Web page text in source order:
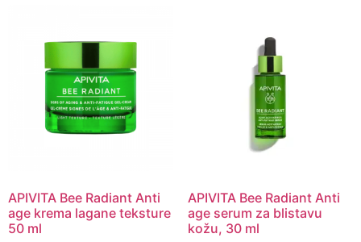
APIVITA Bee Radiant Anti
age krema lagane teksture
50 ml
APIVITA Bee Radiant Anti
age serum za blistavu
kožu, 30 ml